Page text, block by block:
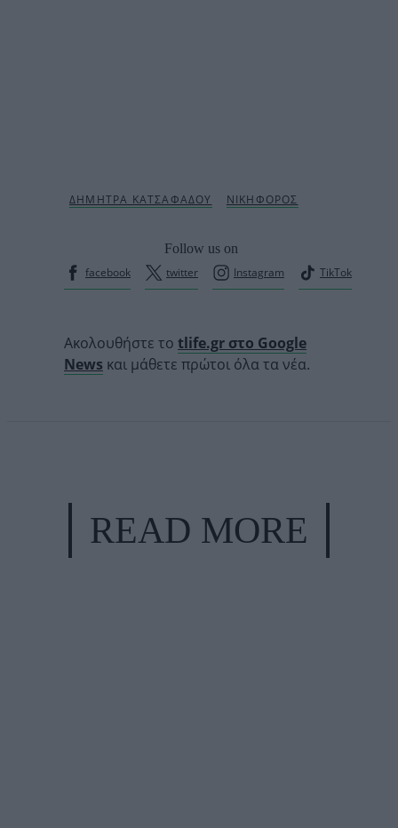
Follow us on
facebook
twitter Instagram TikTok
Ακολουθήστε το tlife.gr στο Google
News και μάθετε πρώτοι όλα τα νέα.
READ MORE